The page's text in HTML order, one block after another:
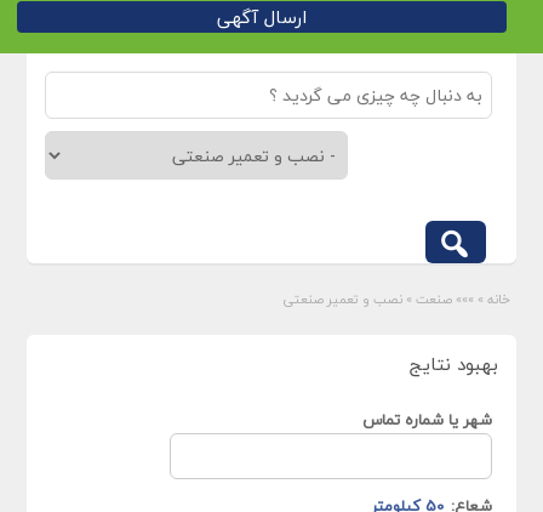
ارسال آگهی
خانه » »»» صنعت » نصب و تعمیر صنعتی
بهبود نتایج
شهر یا شماره تماس
شعاع: